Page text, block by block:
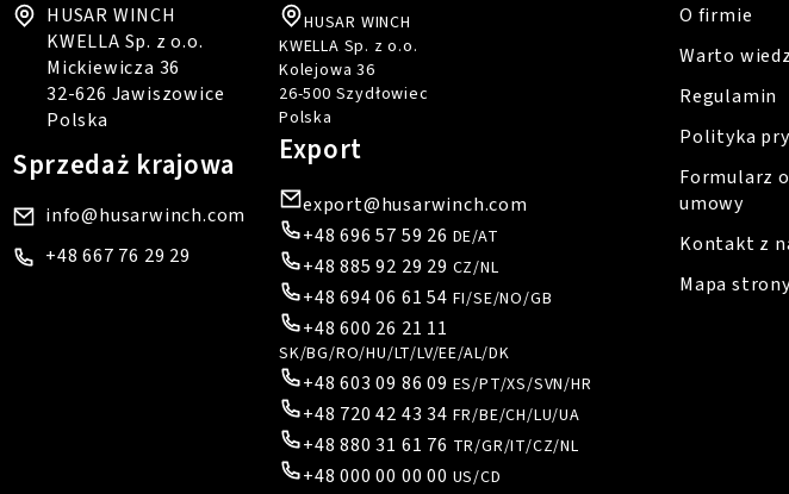
HUSAR WINCH
KWELLA Sp. z o.o.
Mickiewicza 36
32-626 Jawiszowice
Polska
Sprzedaż krajowa
info@husarwinch.com
+48 667 76 29 29
HUSAR WINCH
KWELLA Sp. z o.o.
Kolejowa 36
26-500 Szydłowiec
Polska
Export
export@husarwinch.com
+48 696 57 59 26 DE/AT
+48 885 92 29 29 CZ/NL
+48 694 06 61 54 FI/SE/NO/GB
+48 600 26 21 11
SK/BG/RO/HU/LT/LV/EE/AL/DK
+48 603 09 86 09 ES/PT/XS/SVN/HR
+48 720 42 43 34 FR/BE/CH/LU/UA
+48 880 31 61 76 TR/GR/IT/CZ/NL
+48 000 00 00 00 US/CD
O firmie
Warto
Regulamin
Polityka
Formularz
umowy
Kontakt z
Mapa